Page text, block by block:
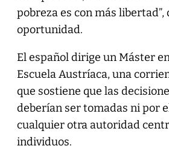
pobreza es con más libertad”,
oportunidad.
El español dirige un Máster
Escuela Austríaca, una
que sostiene que las
deberían ser tomadas ni por
cualquier otra autoridad
individuos.